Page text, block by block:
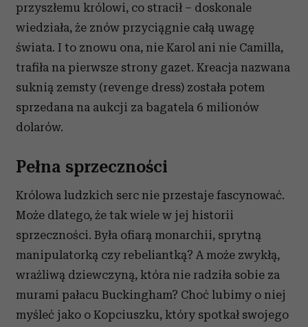
przyszłemu królowi, co stracił – doskonale
wiedziała, że znów przyciągnie całą uwagę
świata. I to znowu ona, nie Karol ani nie Camilla,
trafiła na pierwsze strony gazet. Kreacja nazwana
suknią zemsty (revenge dress) została potem
sprzedana na aukcji za bagatela 6 milionów
dolarów.
Pełna sprzeczności
Królowa ludzkich serc nie przestaje fascynować.
Może dlatego, że tak wiele w jej historii
sprzeczności. Była ofiarą monarchii, sprytną
manipulatorką czy rebeliantką? A może zwykłą,
wrażliwą dziewczyną, która nie radziła sobie za
murami pałacu Buckingham? Choć lubimy o niej
myśleć jako o Kopciuszku, który spotkał swojego